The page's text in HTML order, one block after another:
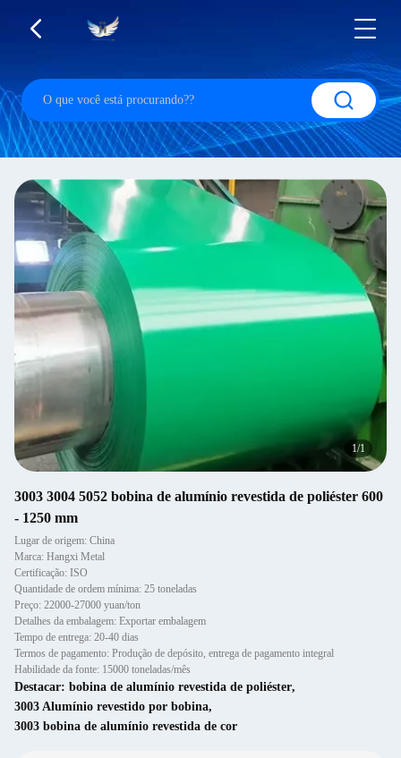
1/1
3003 3004 5052 bobina de alumínio revestida de poliéster 600
- 1250 mm
Lugar de origem: China
Marca: Hangxi Metal
Certificação: ISO
Quantidade de ordem mínima: 25 toneladas
Preço: 22000-27000 yuan/ton
Detalhes da embalagem: Exportar embalagem
Tempo de entrega: 20-40 dias
Termos de pagamento: Produção de depósito, entrega de pagamento integral
Habilidade da fonte: 15000 toneladas/mês
Destacar: bobina de alumínio revestida de poliéster,
3003 Alumínio revestido por bobina,
3003 bobina de alumínio revestida de cor